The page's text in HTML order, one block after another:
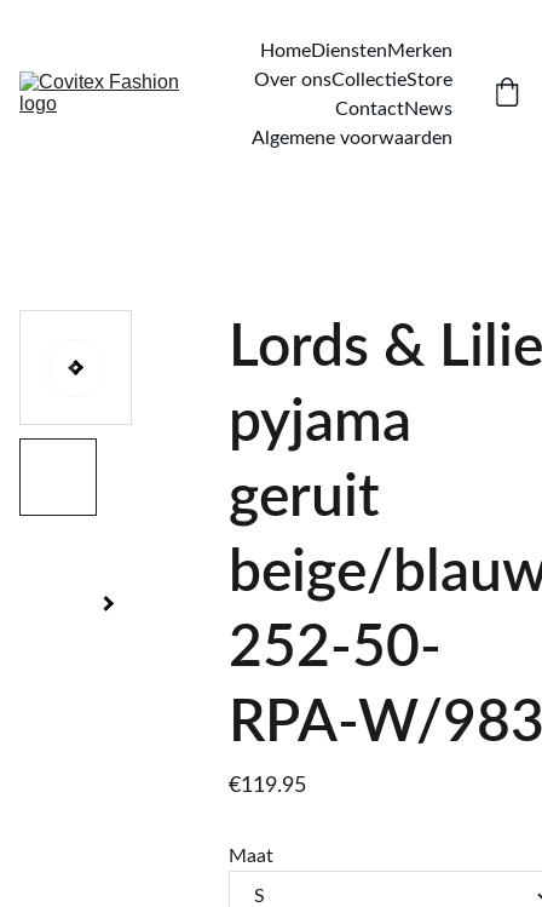
HomeDienstenMerken
Over onsCollectieStore
ContactNews
Algemene voorwaarden
Lords &
pyjama
geruit
beige/
252-50-
RPA-W/
€119.95
Maat